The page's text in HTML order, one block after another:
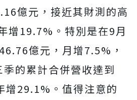
億元，接近其財測的高
增19.7%。特別是在9月
億元，月增7.5%，
的累計合併營收達到
29.1%。值得注意的